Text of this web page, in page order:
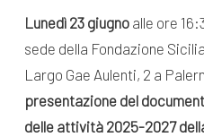
Lunedì 23 giugnoalle ore
sede della Fondazione
Largo Gae Aulenti, 2 a
presentazione del
delle attività 2025-2027